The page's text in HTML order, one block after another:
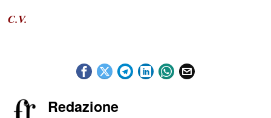
C.V.
Redazione